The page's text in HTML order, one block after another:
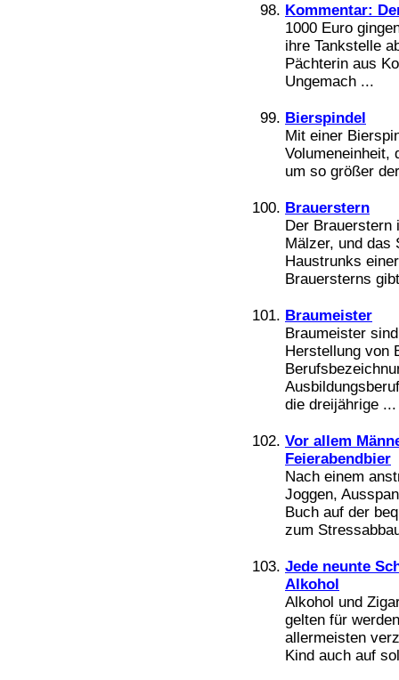
Kommentar:
1000 Euro
ihre Tankstelle
Pächterin aus
Ungemach ...
Bierspindel
Mit einer
Volumeneinheit,
um so größer
Brauerstern
Der Brauerstern
Mälzer, und das
Haustrunks
Brauersterns
Braumeister
Braumeister
Herstellung von
die dreijährige ...
Vor allem
Feierabendbier
Nach einem
Joggen,
Buch auf der
zum
Jede neunte
Alkohol
Alkohol und
gelten für
allermeisten
Kind auch auf